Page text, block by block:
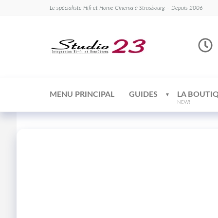
Le spécialiste Hifi et Home Cinema à Strasbourg – Depuis 2006
MENU PRINCIPAL GUIDES LA
NEW!